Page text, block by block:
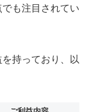
も注目されてい
持っており、以